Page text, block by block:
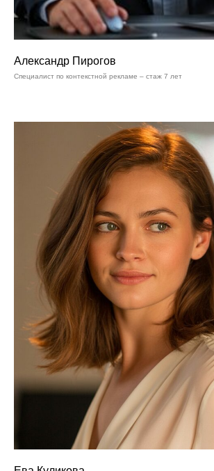
Александр Пирогов
Специалист по контекстной рекламе – стаж 7 лет